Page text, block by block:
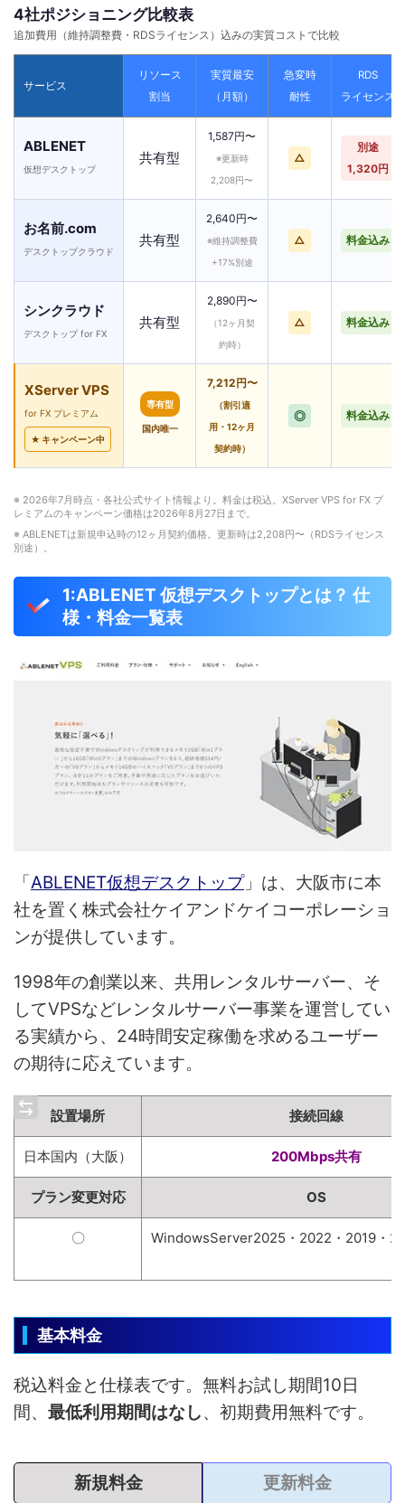
4社ポジショニング比較表
追加費用（維持調整費・RDSライセンス）込みの実質コストで比較
サービス
リソース
割当
実質最安
（月額）
急変時
耐性
RDS
ライセンス
ABLENET
仮想デスクトップ
共有型
1,587円〜
※更新時
2,208円〜
△
別途
1,320円
お名前.com
デスクトップクラウド
共有型
2,640円〜
※維持調整費
+17%別途
△ 料金込み
シンクラウド
デスクトップ for FX
共有型
2,890円〜
（12ヶ月契
約時）
△ 料金込み
XServer VPS
for FX プレミアム
★ キャンペーン中
専有型
国内唯一
7,212円〜
（割引適
用・12ヶ月
契約時）
◎ 料金込み
※ 2026年7月時点・各社公式サイト情報より。料金は税込。XServer VPS for FX プ
レミアムのキャンペーン価格は2026年8月27日まで。
※ ABLENETは新規申込時の12ヶ月契約価格。更新時は2,208円〜（RDSライセンス
別途）。
1:ABLENET 仮想デスクトップとは？ 仕
様・料金一覧表
「ABLENET仮想デスクトップ」は、大阪市に本
社を置く株式会社ケイアンドケイコーポレーショ
ンが提供しています。
1998年の創業以来、共用レンタルサーバー、そ
してVPSなどレンタルサーバー事業を運営してい
る実績から、24時間安定稼働を求めるユーザー
の期待に応えています。
設置場所 接続回線
日本国内（大阪） 200Mbps共有
プラン変更対応 OS
〇 WindowsServer2025・2022・2019・
基本料金
税込料金と仕様表です。無料お試し期間10日
間、 最低利用期間はなし、初期費用無料です。
新規料金 更新料金